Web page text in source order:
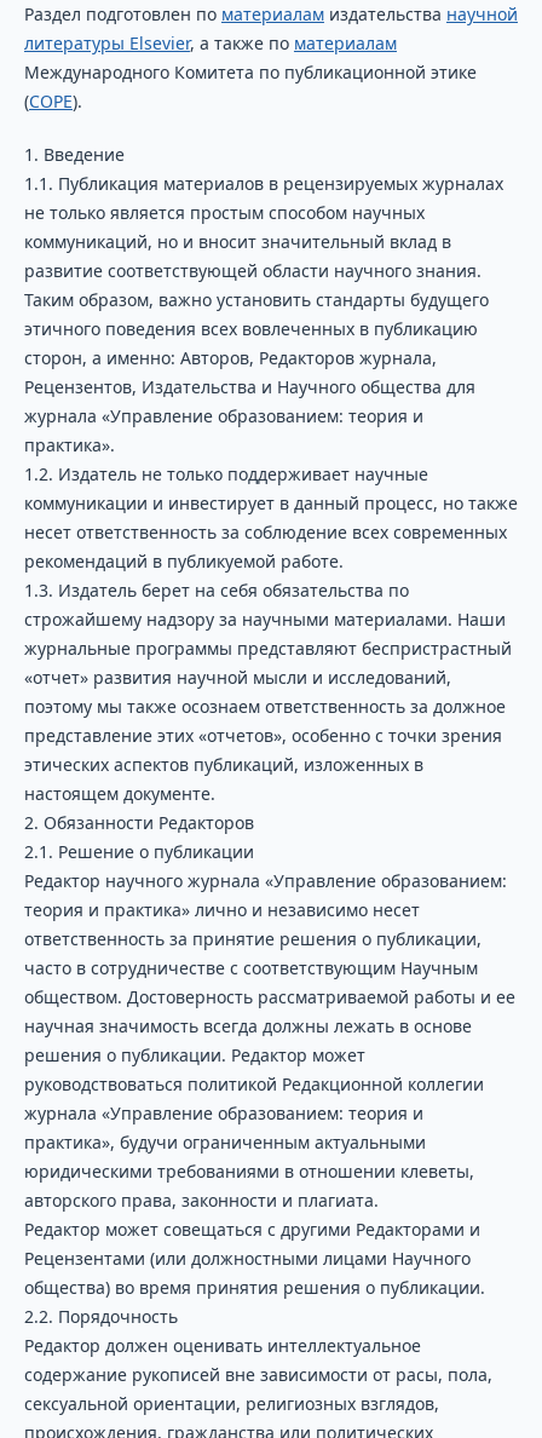
Раздел подготовлен по материаламиздательства научной
литературы Elsevier, а также по материалам
Международного Комитета по публикационной этике
(COPE).
1. Введение
1.1. Публикация материалов в рецензируемых журналах
не только является простым способом научных
коммуникаций, но и вносит значительный вклад в
развитие соответствующей области научного знания.
Таким образом, важно установить стандарты будущего
этичного поведения всех вовлеченных в публикацию
сторон, а именно: Авторов, Редакторов журнала,
Рецензентов, Издательства и Научного общества для
журнала «Управление образованием: теория и
практика».
1.2. Издатель не только поддерживает научные
коммуникации и инвестирует в данный процесс, но также
несет ответственность за соблюдение всех современных
рекомендаций в публикуемой работе.
1.3. Издатель берет на себя обязательства по
строжайшему надзору за научными материалами. Наши
журнальные программы представляют беспристрастный
«отчет» развития научной мысли и исследований,
поэтому мы также осознаем ответственность за должное
представление этих «отчетов», особенно с точки зрения
этических аспектов публикаций, изложенных в
настоящем документе.
2. Обязанности Редакторов
2.1. Решение о публикации
Редактор научного журнала «Управление образованием:
теория и практика» лично и независимо несет
ответственность за принятие решения о публикации,
часто в сотрудничестве с соответствующим Научным
обществом. Достоверность рассматриваемой работы и ее
научная значимость всегда должны лежать в основе
решения о публикации. Редактор может
руководствоваться политикой Редакционной коллегии
журнала «Управление образованием: теория и
практика», будучи ограниченным актуальными
юридическими требованиями в отношении клеветы,
авторского права, законности и плагиата.
Редактор может совещаться с другими Редакторами и
Рецензентами (или должностными лицами Научного
общества) во время принятия решения о публикации.
2.2. Порядочность
Редактор должен оценивать интеллектуальное
содержание рукописей вне зависимости от расы, пола,
сексуальной ориентации, религиозных взглядов,
происхождения, гражданства или политических